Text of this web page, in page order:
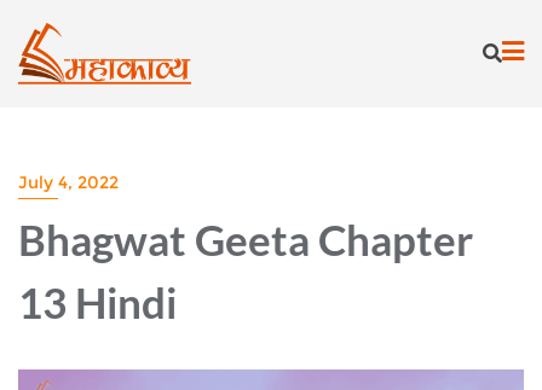
content
July 4, 2022
Bhagwat Geeta Chapter
13 Hindi